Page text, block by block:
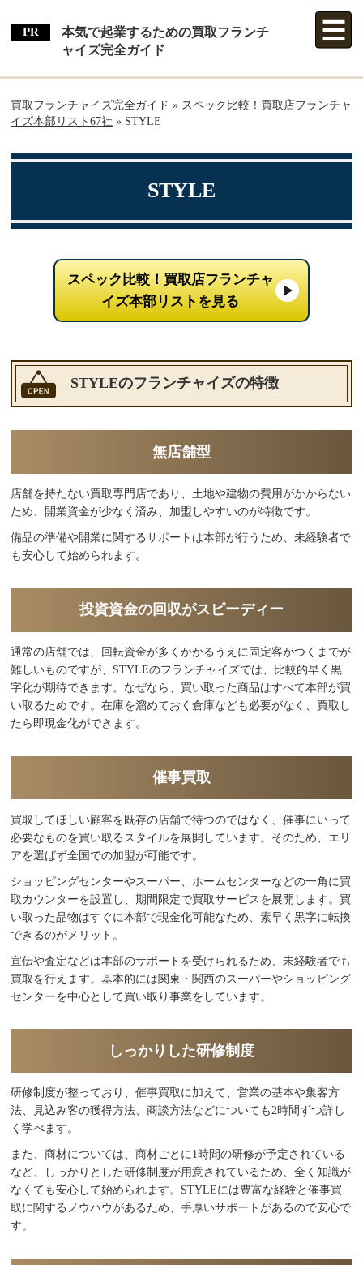
本気で起業するための買取フランチ
ャイズ完全ガイド
買取フランチャイズ完全ガイド » スペック比較！買取店フランチャ
イズ本部リスト67社 » STYLE
STYLE
スペック比較！買取店フランチャ
イズ本部リストを見る
STYLEのフランチャイズの特徴
無店舗型
店舗を持たない買取専門店であり、土地や建物の費用がかからない
ため、開業資金が少なく済み、加盟しやすいのが特徴です。
備品の準備や開業に関するサポートは本部が行うため、未経験者で
も安心して始められます。
投資資金の回収がスピーディー
通常の店舗では、回転資金が多くかかるうえに固定客がつくまでが
難しいものですが、STYLEのフランチャイズでは、比較的早く黒
字化が期待できます。なぜなら、買い取った商品はすべて本部が買
い取るためです。在庫を溜めておく倉庫なども必要がなく、買取し
たら即現金化ができます。
催事買取
買取してほしい顧客を既存の店舗で待つのではなく、催事にいって
必要なものを買い取るスタイルを展開しています。そのため、エリ
アを選ばず全国での加盟が可能です。
ショッピングセンターやスーパー、ホームセンターなどの一角に買
取カウンターを設置し、期間限定で買取サービスを展開します。買
い取った品物はすぐに本部で現金化可能なため、素早く黒字に転換
できるのがメリット。
宣伝や査定などは本部のサポートを受けられるため、未経験者でも
買取を行えます。基本的には関東・関西のスーパーやショッピング
センターを中心として買い取り事業をしています。
しっかりした研修制度
研修制度が整っており、催事買取に加えて、営業の基本や集客方
法、見込み客の獲得方法、商談方法などについても2時間ずつ詳し
く学べます。
また、商材については、商材ごとに1時間の研修が予定されている
など、しっかりとした研修制度が用意されているため、全く知識が
なくても安心して始められます。STYLEには豊富な経験と催事買
取に関するノウハウがあるため、手厚いサポートがあるので安心で
す。